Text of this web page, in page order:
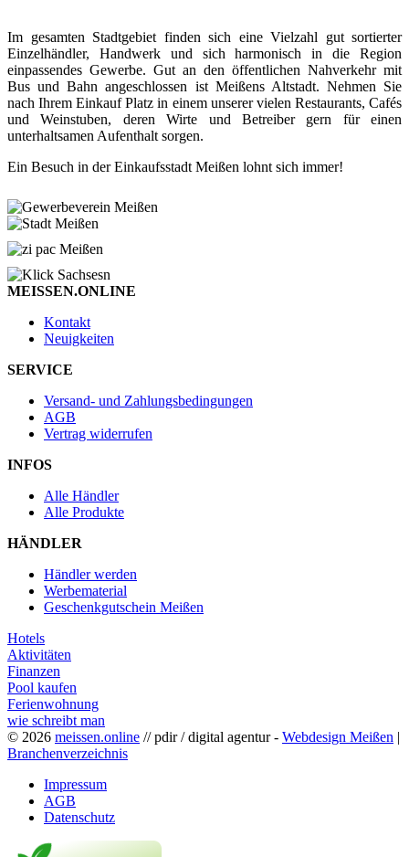
Im gesamten Stadtgebiet finden sich eine Vielzahl gut sortierter
Einzelhändler, Handwerk und sich harmonisch in die Region
einpassendes Gewerbe. Gut an den öffentlichen Nahverkehr mit
Bus und Bahn angeschlossen ist Meißens Altstadt. Nehmen Sie
nach Ihrem Einkauf Platz in einem unserer vielen Restaurants, Cafés
und Weinstuben, deren Wirte und Betreiber gern für einen
unterhaltsamen Aufenthalt sorgen.
Ein Besuch in der Einkaufsstadt Meißen lohnt sich immer!
MEISSEN.ONLINE
Kontakt
Neuigkeiten
SERVICE
Versand- und Zahlungsbedingungen
AGB
Vertrag widerrufen
INFOS
Alle Händler
Alle Produkte
HÄNDLER
Händler werden
Werbematerial
Geschenkgutschein Meißen
Hotels
Aktivitäten
Finanzen
Pool kaufen
Ferienwohnung
wie schreibt man
© 2026 meissen.online // pdir / digital agentur - Webdesign Meißen |
Branchenverzeichnis
Impressum
AGB
Datenschutz